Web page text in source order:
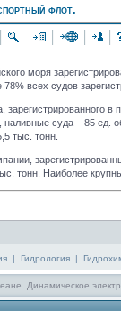
флот.
моря
78% всех судов
зарегистрированного
наливные суда – 85 ед.
тыс. тонн.
тонн. Наиболее
| Гидрология|
Динамическое